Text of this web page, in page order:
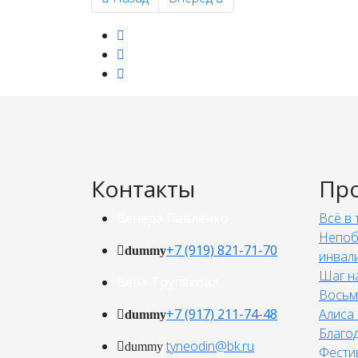
Контакты
dummy+7 (919) 821-71-70
dummy+7 (917) 211-74-48
dummy tyneodin@bk.ru
Всё в
Шаг
Алиса